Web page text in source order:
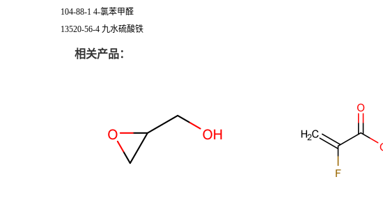
104-88-1 4-氯苯甲醛
13520-56-4 九水硫酸铁
相关产品：